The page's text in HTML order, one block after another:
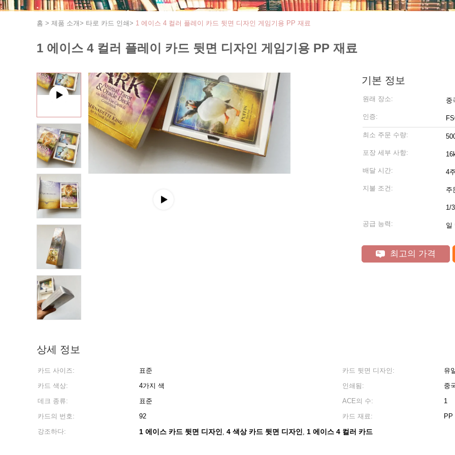
홈 > 제품 소개> 타로 카드 인쇄> 1 에이스 4 컬러 플레이 카드 뒷면 디자인 게임기용 PP 재료
1 에이스 4 컬러 플레이 카드 뒷면 디자인 게임기용 PP 재료
기본 정보
원래 장소: 중
인증:
최소 주문 수량:
포장 세부 사항:
배달 시간: 4
지불 조건: 주
1/
공급 능력: 일
최고의 가격
상세 정보
카드 사이즈: 표준 카드 뒷면 디자인:
유
카드 색상:
4가지 색 인쇄됨:
중
데크 종류:
표준 ACE의 수:
1
카드의 번호:
92 카드 재료:
PP
강조하다:
1 에이스 카드 뒷면 디자인 , 4 색상 카드 뒷면 디자인 , 1 에이스 4 컬러 카드